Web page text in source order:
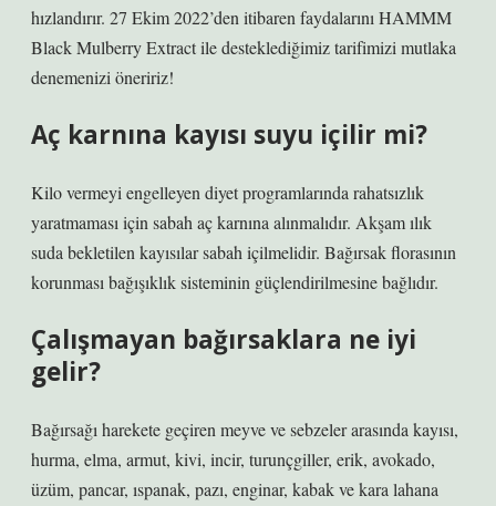
hızlandırır. 27 Ekim 2022’den itibaren faydalarını HAMMM
Black Mulberry Extract ile desteklediğimiz tarifimizi mutlaka
denemenizi öneririz!
Aç karnına kayısı suyu içilir mi?
Kilo vermeyi engelleyen diyet programlarında rahatsızlık
yaratmaması için sabah aç karnına alınmalıdır. Akşam ılık
suda bekletilen kayısılar sabah içilmelidir. Bağırsak florasının
korunması bağışıklık sisteminin güçlendirilmesine bağlıdır.
Çalışmayan bağırsaklara ne iyi
gelir?
Bağırsağı harekete geçiren meyve ve sebzeler arasında kayısı,
hurma, elma, armut, kivi, incir, turunçgiller, erik, avokado,
üzüm, pancar, ıspanak, pazı, enginar, kabak ve kara lahana